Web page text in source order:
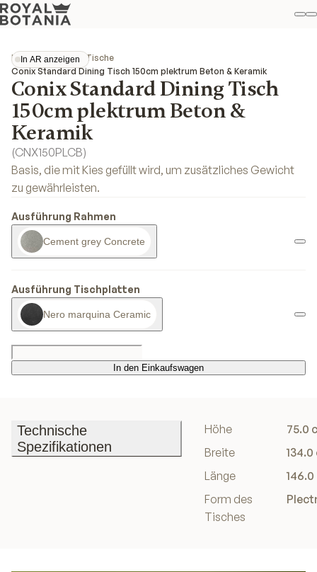
In AR anzeigen
In AR anzeigen
KollektionenConix Tische
Conix Standard Dining Tisch 150cm plektrum Beton & Keramik
Conix Standard Dining Tisch
150cm plektrum Beton &
Keramik
(CNX150PLCB)
Basis, die mit Kies gefüllt wird, um zusätzliches Gewicht
zu gewährleisten.
Ausführung Rahmen
Cement grey Concrete
Ausführung Tischplatten
Nero marquina Ceramic
In den Einkaufswagen
In den Einkaufswagen
Technische
Spezifikationen
Höhe
75.0
Breite
134.0
Länge
Form des
Tisches